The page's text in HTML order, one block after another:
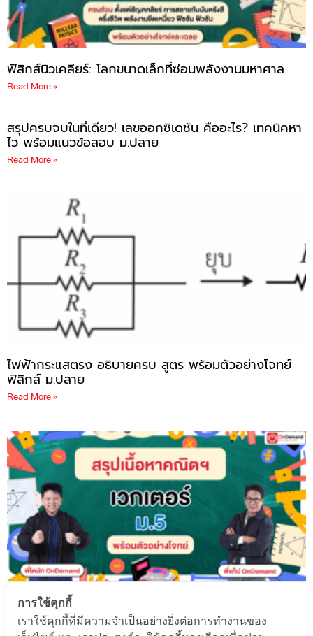
ฟิสิกส์นิวเคลียร์: โลกขนาดเล็กที่ซ่อนพลังงานมหาศาล
Read More »
สรุปครบจบในที่เดียว! เลขออกซิเดชัน คืออะไร? เทคนิคหา
ไว พร้อมแนวข้อสอบ ม.ปลาย
Read More »
ไฟฟ้ากระแสตรง อธิบายครบ สูตร พร้อมตัวอย่างโจทย์
ฟิสิกส์ ม.ปลาย
Read More »
สรุปเนื้อหา เวกเตอร์ ม.5 อธิบายครบ ครอบคลุมทุกหัวข้อ
พร้อมตัวอย่างโจทย์และเฉลยละเอียด
การใช้คุกกี้
เราใช้คุกกี้ที่มีความจำเป็นอย่างยิ่งต่อการทำงานของ